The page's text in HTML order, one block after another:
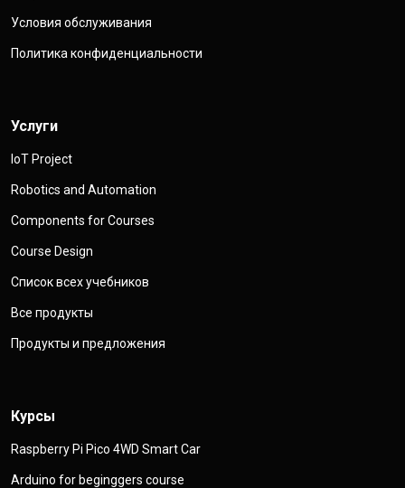
Условия обслуживания
Политика конфиденциальности
Услуги
IoT Project
Robotics and Automation
Components for Courses
Course Design
Список всех учебников
Все продукты
Продукты и предложения
Курсы
Raspberry Pi Pico 4WD Smart Car
Arduino for beginggers course